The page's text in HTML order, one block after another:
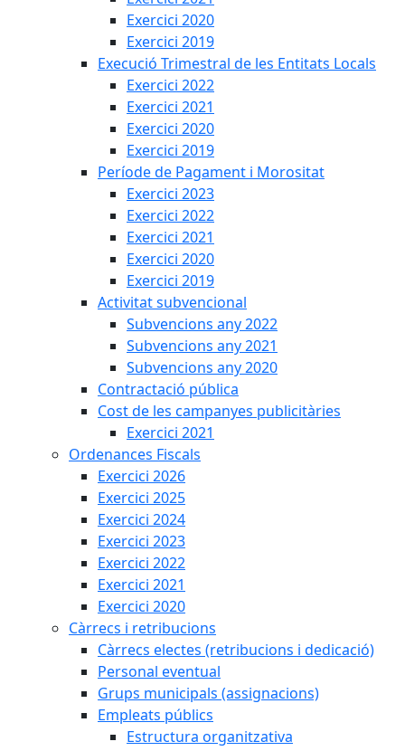
Exercici 2020
Exercici 2019
Execució Trimestral de les Entitats Locals
Exercici 2022
Exercici 2021
Exercici 2020
Exercici 2019
Període de Pagament i Morositat
Exercici 2023
Exercici 2022
Exercici 2021
Exercici 2020
Exercici 2019
Activitat subvencional
Subvencions any 2022
Subvencions any 2021
Subvencions any 2020
Contractació pública
Cost de les campanyes publicitàries
Exercici 2021
Ordenances Fiscals
Exercici 2026
Exercici 2025
Exercici 2024
Exercici 2023
Exercici 2022
Exercici 2021
Exercici 2020
Càrrecs i retribucions
Càrrecs electes (retribucions i dedicació)
Personal eventual
Grups municipals (assignacions)
Empleats públics
Estructura organitzativa